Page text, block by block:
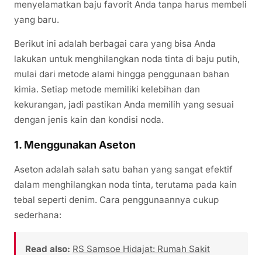
menyelamatkan baju favorit Anda tanpa harus membeli
yang baru.
Berikut ini adalah berbagai cara yang bisa Anda
lakukan untuk menghilangkan noda tinta di baju putih,
mulai dari metode alami hingga penggunaan bahan
kimia. Setiap metode memiliki kelebihan dan
kekurangan, jadi pastikan Anda memilih yang sesuai
dengan jenis kain dan kondisi noda.
1. Menggunakan Aseton
Aseton adalah salah satu bahan yang sangat efektif
dalam menghilangkan noda tinta, terutama pada kain
tebal seperti denim. Cara penggunaannya cukup
sederhana:
Read also: RS Samsoe Hidajat: Rumah Sakit